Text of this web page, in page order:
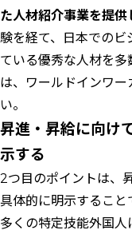
た人材紹介事業を提供
験を経て、日本でのビ
ている優秀な人材を
は、ワールドインワ
い。
昇進・昇給に向け
示する
2つ目のポイントは、
具体的に明示すること
多くの特定技能外国